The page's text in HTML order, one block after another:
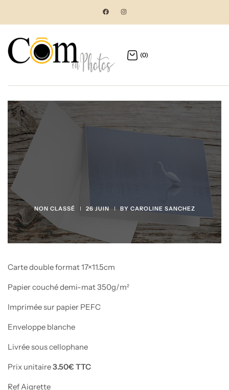
(0)
NON CLASSÉ 26 JUIN BY CAROLINE SANCHEZ
Carte double format 17×11.5cm
Papier couché demi-mat 350g/m²
Imprimée sur papier PEFC
Enveloppe blanche
Livrée sous cellophane
Prix unitaire3.50€ TTC
Ref Aigrette